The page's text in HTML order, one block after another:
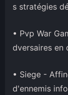
s stratégies
• Pvp War
dversaires en
• Siege -
d'ennemis